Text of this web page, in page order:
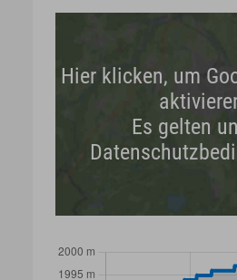
Hier klicken, um
Es gelten